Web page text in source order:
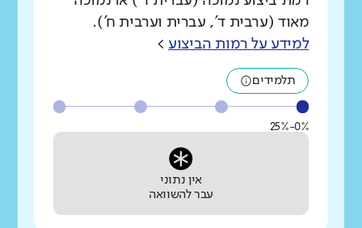
מאוד (ערבית ד', עברית וערבית ח').
למידע על רמות הביצוע >
תלמידים
0%-25%
אין נתוני
עבר להשוואה